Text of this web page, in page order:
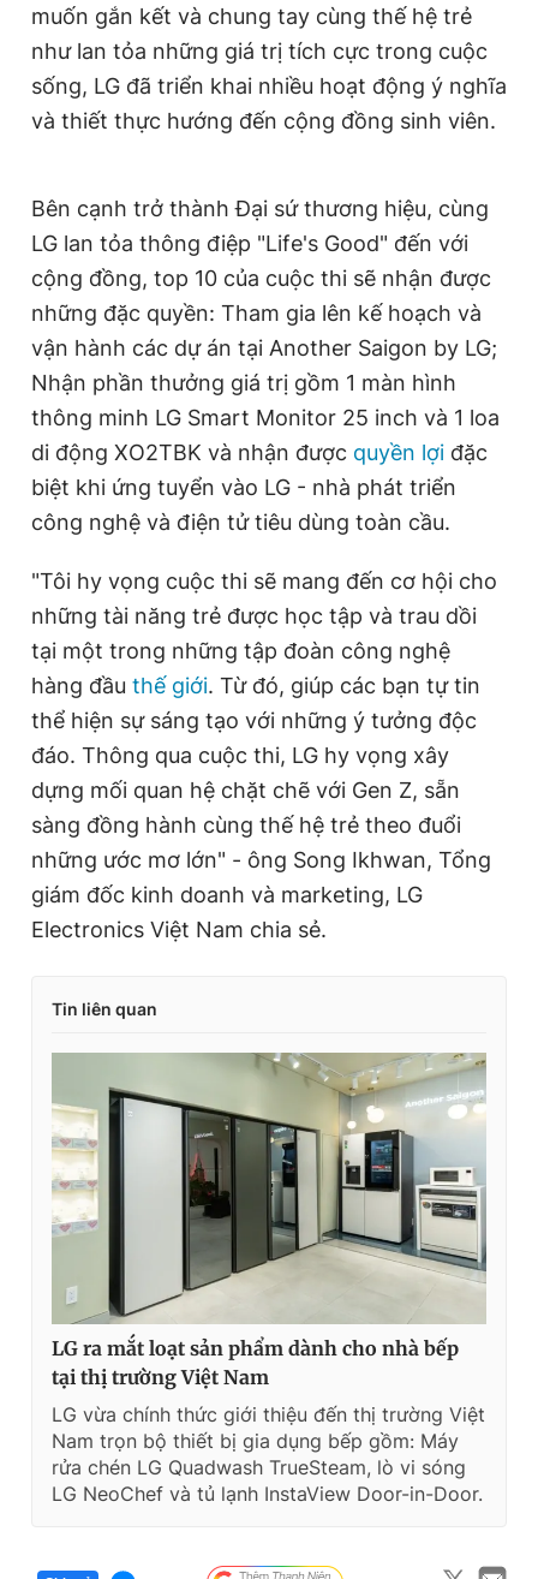
© 2003-2026 Bản quyền thuộc về Báo Thanh Niên. Cấm sao
chép dưới mọi hình thức nếu không có sự chấp thuận bằng văn
bản. Phát triển bởi ePi Technologies, JSC.
muốn gắn kết và chung tay cùng thế hệ trẻ
như lan tỏa những giá trị tích cực trong cuộc
sống, LG đã triển khai nhiều hoạt động ý nghĩa
và thiết thực hướng đến cộng đồng sinh viên.
Bên cạnh trở thành Đại sứ thương hiệu, cùng
LG lan tỏa thông điệp "Life's Good" đến với
cộng đồng, top 10 của cuộc thi sẽ nhận được
những đặc quyền: Tham gia lên kế hoạch và
vận hành các dự án tại Another Saigon by LG;
Nhận phần thưởng giá trị gồm 1 màn hình
thông minh LG Smart Monitor 25 inch và 1 loa
di động XO2TBK và nhận được quyền lợi đặc
biệt khi ứng tuyển vào LG - nhà phát triển
công nghệ và điện tử tiêu dùng toàn cầu.
"Tôi hy vọng cuộc thi sẽ mang đến cơ hội cho
những tài năng trẻ được học tập và trau dồi
tại một trong những tập đoàn công nghệ
hàng đầu thế giới. Từ đó, giúp các bạn tự tin
thể hiện sự sáng tạo với những ý tưởng độc
đáo. Thông qua cuộc thi, LG hy vọng xây
dựng mối quan hệ chặt chẽ với Gen Z, sẵn
sàng đồng hành cùng thế hệ trẻ theo đuổi
những ước mơ lớn" - ông Song Ikhwan, Tổng
giám đốc kinh doanh và marketing, LG
Electronics Việt Nam chia sẻ.
Tin liên quan
LG ra mắt loạt sản phẩm dành cho nhà bếp
tại thị trường Việt Nam
LG vừa chính thức giới thiệu đến thị trường Việt
Nam trọn bộ thiết bị gia dụng bếp gồm: Máy
rửa chén LG Quadwash TrueSteam, lò vi sóng
LG NeoChef và tủ lạnh InstaView Door-in-Door.